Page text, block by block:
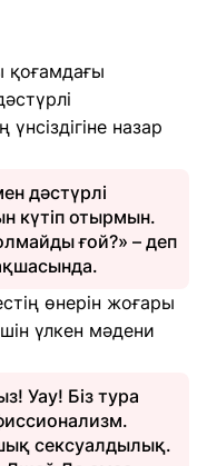
қоғамдағы
назар
дәстүрлі
күтіп отырмын.
ғой?» – деп
өнерін жоғары
үлкен мәдени
Уау! Біз тура
сексуалдылық.